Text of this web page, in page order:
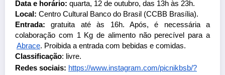
Data e horário: quarta, 12 de outubro, das 13h às 23h.
Local: Centro Cultural Banco do Brasil (CCBB Brasília).
Entrada: gratuita até às 16h. Após, é necessária a
colaboração com 1 Kg de alimento não perecível para a
Abrace. Proibida a entrada com bebidas e comidas.
Classificação: livre.
Redes sociais: https://www.instagram.com/picnikbsb/?